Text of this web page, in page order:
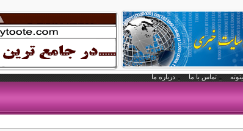
تماس با ما درباره ما